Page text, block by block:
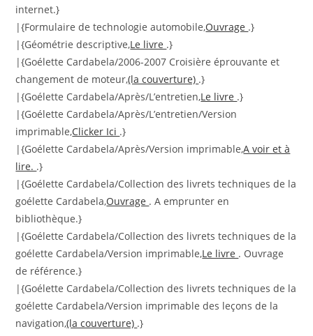
internet.}
|{Formulaire de technologie automobile,Ouvrage .}
|{Géométrie descriptive,Le livre .}
|{Goélette Cardabela/2006-2007 Croisière éprouvante et
changement de moteur,(la couverture) .}
|{Goélette Cardabela/Après/L’entretien,Le livre .}
|{Goélette Cardabela/Après/L’entretien/Version
imprimable,Clicker Ici .}
|{Goélette Cardabela/Après/Version imprimable,A voir et à
lire. .}
|{Goélette Cardabela/Collection des livrets techniques de la
goélette Cardabela,Ouvrage . A emprunter en
bibliothèque.}
|{Goélette Cardabela/Collection des livrets techniques de la
goélette Cardabela/Version imprimable,Le livre . Ouvrage
de référence.}
|{Goélette Cardabela/Collection des livrets techniques de la
goélette Cardabela/Version imprimable des leçons de la
navigation,(la couverture) .}